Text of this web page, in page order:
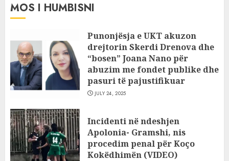
MOS I HUMBISNI
Punonjësja e UKT akuzon
drejtorin Skerdi Drenova dhe
“bosen” Joana Nano për
abuzim me fondet publike dhe
pasuri të pajustifikuar
JULY 24, 2025
Incidenti në ndeshjen
Apolonia- Gramshi, nis
procedim penal për Koço
Kokëdhimën (VIDEO)